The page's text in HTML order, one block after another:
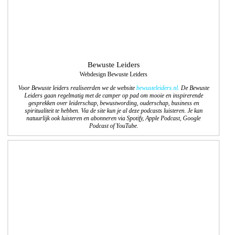
Bewuste Leiders
Webdesign Bewuste Leiders
Voor Bewuste leiders realiseerden we de website bewusteleiders.nl. De Bewuste
Leiders gaan regelmatig met de camper op pad om mooie en inspirerende
gesprekken over leiderschap, bewustwording, ouderschap, business en
spiritualiteit te hebben. Via de site kun je al deze podcasts luisteren. Je kan
natuurlijk ook luisteren en abonneren via Spotify, Apple Podcast, Google
Podcast of YouTube.